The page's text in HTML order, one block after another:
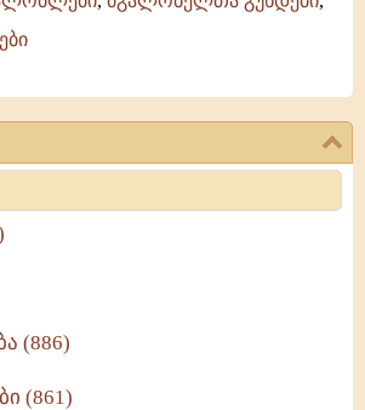
(886)
(861)
კილო)